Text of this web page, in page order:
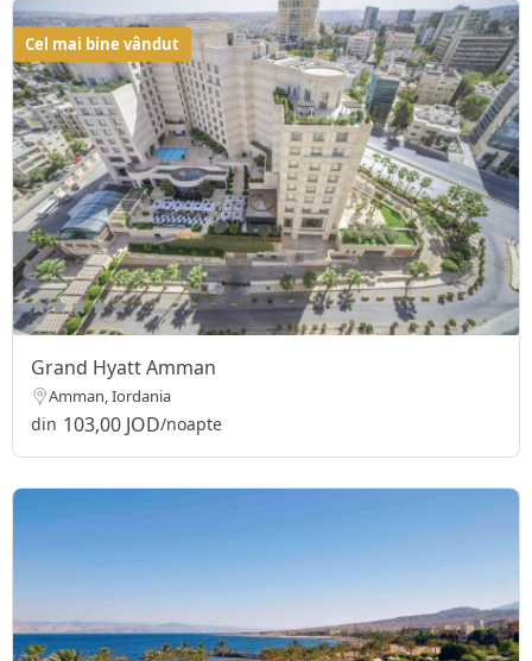
Cel mai bine vândut
Grand Hyatt Amman
Amman, Iordania
din 103,00 JOD/noapte